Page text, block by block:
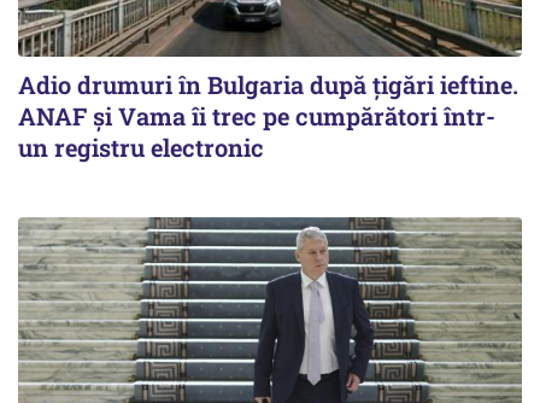
Adio drumuri în Bulgaria după țigări ieftine.
ANAF și Vama îi trec pe cumpărători într-
un registru electronic